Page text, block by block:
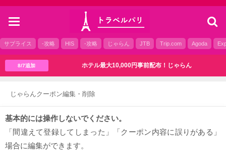
toggle
サプライス -攻略 HIS -攻略 じゃらん JTB Trip.com Agoda
8/7追加 ホテル最大10,000円事前配布！じゃらん
じゃらんクーポン編集・削除
基本的には操作しないでください。
「間違えて登録してしまった」「クーポン内容に誤りがある」
場合に編集ができます。